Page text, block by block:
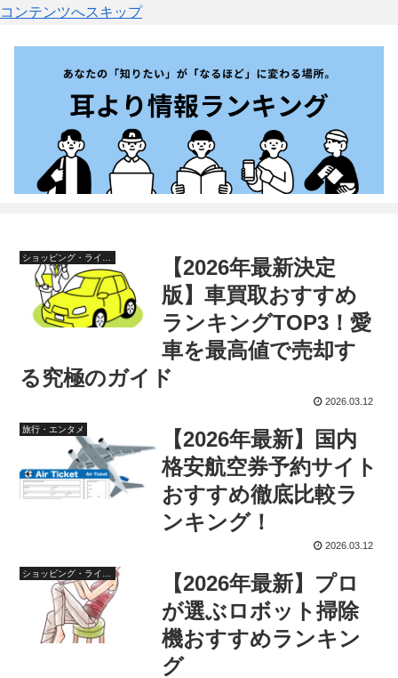
コンテンツへスキップ
【2026年最新決定
版】車買取おすすめ
ランキングTOP3！愛
車を最高値で売却す
る究極のガイド
2026.03.12
旅行・エンタメ
【2026年最新】国内
格安航空券予約サイト
おすすめ徹底比較ラ
ンキング！
2026.03.12
【2026年最新】プロ
が選ぶロボット掃除
機おすすめランキン
グ